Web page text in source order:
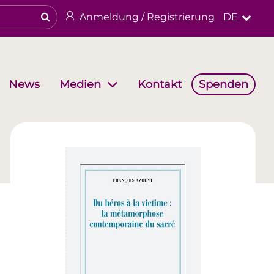
Anmeldung / Registrierung DE
News Medien Kontakt Spenden